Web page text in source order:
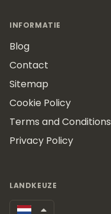
INFORMATIE
Blog
Contact
Sitemap
Cookie Policy
Terms and Conditions
Privacy Policy
LANDKEUZE